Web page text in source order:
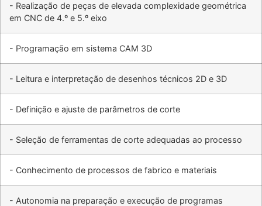
- Realização de peças de elevada complexidade geométrica
em CNC de 4.º e 5.º eixo
- Programação em sistema CAM 3D
- Leitura e interpretação de desenhos técnicos 2D e 3D
- Definição e ajuste de parâmetros de corte
- Seleção de ferramentas de corte adequadas ao processo
- Conhecimento de processos de fabrico e materiais
- Autonomia na preparação e execução de programas